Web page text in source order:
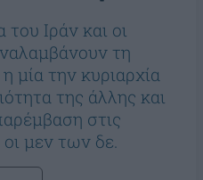
Ιράν και οι
τη
μία την κυριαρχία
της άλλης και
στις
μεν των δε.